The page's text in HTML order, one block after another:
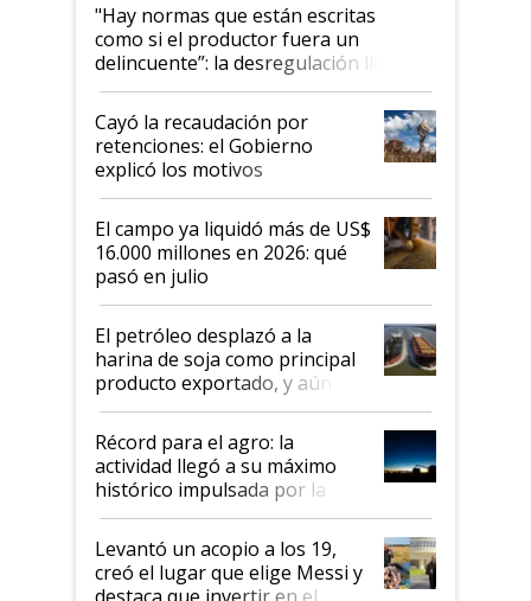
"Hay normas que están escritas
como si el productor fuera un
delincuente”: la desregulación llegó
al Congreso Aapresid y hasta se
habló del financiamiento al IPCVA
Cayó la recaudación por
retenciones: el Gobierno
explicó los motivos
El campo ya liquidó más de US$
16.000 millones en 2026: qué
pasó en julio
El petróleo desplazó a la
harina de soja como principal
producto exportado, y aún así
el agro aportó casi seis de cada
diez dólares y sostuvo el
liderazgo en un semestre
récord
Récord para el agro: la
actividad llegó a su máximo
histórico impulsada por la
cosecha y las exportaciones
Levantó un acopio a los 19,
creó el lugar que elige Messi y